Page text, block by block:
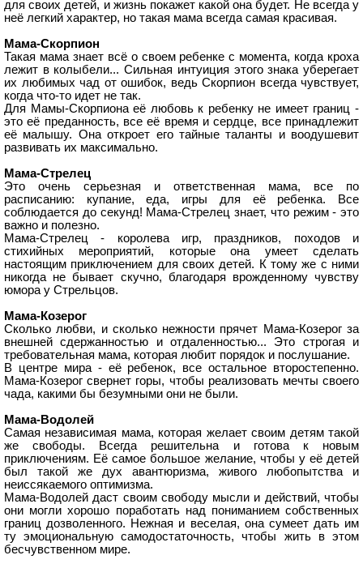
для своих детей, и жизнь покажет какой она будет. Не всегда у
неё легкий характер, но такая мама всегда самая красивая.
Мама-Скорпион
Такая мама знает всё о своем ребенке с момента, когда кроха
лежит в колыбели... Сильная интуиция этого знака уберегает
их любимых чад от ошибок, ведь Скорпион всегда чувствует,
когда что-то идет не так.
Для Мамы-Скорпиона её любовь к ребенку не имеет границ -
это её преданность, все её время и сердце, все принадлежит
её малышу. Она откроет его тайные таланты и воодушевит
развивать их максимально.
Мама-Стрелец
Это очень серьезная и ответственная мама, все по
расписанию: купание, еда, игры для её ребенка. Все
соблюдается до секунд! Мама-Стрелец знает, что режим - это
важно и полезно.
Мама-Стрелец - королева игр, праздников, походов и
стихийных мероприятий, которые она умеет сделать
настоящим приключением для своих детей. К тому же с ними
никогда не бывает скучно, благодаря врожденному чувству
юмора у Стрельцов.
Мама-Козерог
Сколько любви, и сколько нежности прячет Мама-Козерог за
внешней сдержанностью и отдаленностью... Это строгая и
требовательная мама, которая любит порядок и послушание.
В центре мира - её ребенок, все остальное второстепенно.
Мама-Козерог свернет горы, чтобы реализовать мечты своего
чада, какими бы безумными они не были.
Мама-Водолей
Самая независимая мама, которая желает своим детям такой
же свободы. Всегда решительна и готова к новым
приключениям. Её самое большое желание, чтобы у её детей
был такой же дух авантюризма, живого любопытства и
неиссякаемого оптимизма.
Мама-Водолей даст своим свободу мысли и действий, чтобы
они могли хорошо поработать над пониманием собственных
границ дозволенного. Нежная и веселая, она сумеет дать им
ту эмоциональную самодостаточность, чтобы жить в этом
бесчувственном мире.